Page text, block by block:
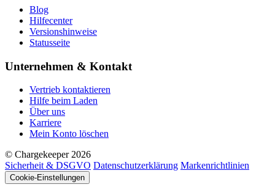
Blog
Hilfecenter
Versionshinweise
Statusseite
Unternehmen & Kontakt
Vertrieb kontaktieren
Hilfe beim Laden
Über uns
Karriere
Mein Konto löschen
© Chargekeeper 2026
Sicherheit & DSGVO Datenschutzerklärung Markenrichtlinien
Cookie-Einstellungen